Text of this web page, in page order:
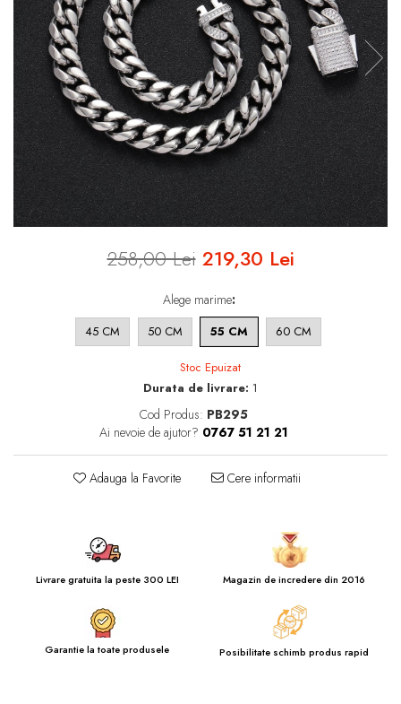
INELE ARGINT
INELE DAMA
CERCEI
CEASURI DAMA
258,00 Lei 219,30 Lei
Alege marime:
45 CM 50 CM 55 CM 60 CM
Stoc Epuizat
Durata de livrare: 1
Cod Produs: PB295
Ai nevoie de ajutor? 0767 51 21 21
Adauga la Favorite Cere informatii
Livrare gratuita la peste 300 LEI Magazin de incredere din 2016
Garantie la toate produsele Posibilitate schimb produs rapid